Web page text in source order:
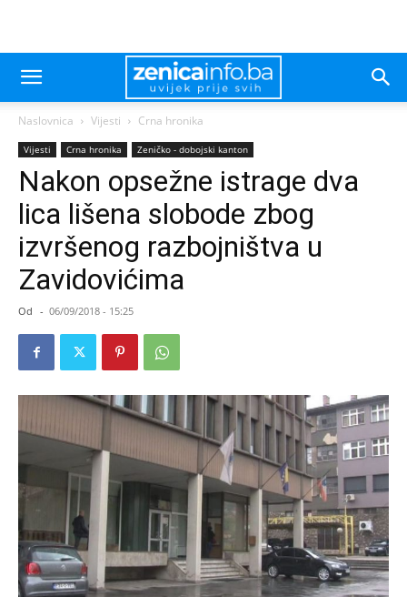
Naslovnica Vijesti Crna hronika
Vijesti Crna hronika Zeničko - dobojski kanton
Nakon opsežne istrage dva
lica lišena slobode zbog
izvršenog razbojništva u
Zavidovićima
Od - 06/09/2018 - 15:25